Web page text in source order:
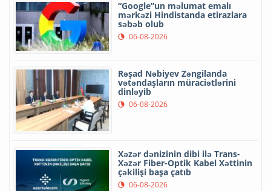
“Google”un məlumat emalı
mərkəzi Hindistanda etirazlara
səbəb olub
06-08-2026
Rəşad Nəbiyev Zəngilanda
vətəndaşların müraciətlərini
dinləyib
06-08-2026
Xəzər dənizinin dibi ilə Trans-
Xəzər Fiber-Optik Kabel Xəttinin
çəkilişi başa çatıb
06-08-2026